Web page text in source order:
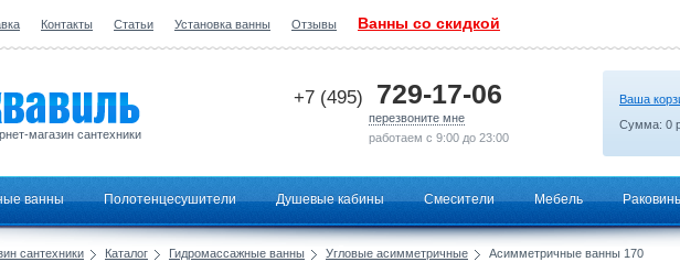
Контакты Статьи Установка ванны Отзывы Ванны со скидкой
магазин сантехники
+7 (495) 729-17-06
перезвоните мне
работаем с 9:00 до 23:00
Ваша
Сумма: 0
ванны Полотенцесушители Душевые кабины Смесители Мебель
сантехники Каталог Гидромассажные ванны Угловые асимметричные Асимметричные ванны 170